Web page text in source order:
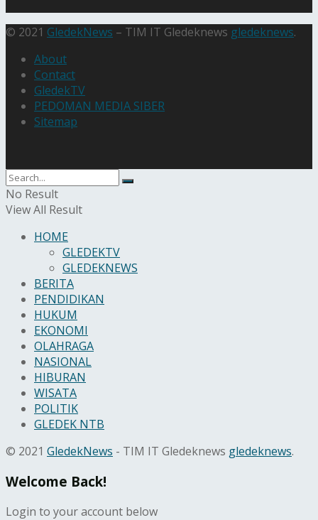
© 2021 GledekNews – TIM IT Gledeknews gledeknews.
About
Contact
GledekTV
PEDOMAN MEDIA SIBER
Sitemap
No Result
View All Result
HOME
GLEDEKTV
GLEDEKNEWS
BERITA
PENDIDIKAN
HUKUM
EKONOMI
OLAHRAGA
NASIONAL
HIBURAN
WISATA
POLITIK
GLEDEK NTB
© 2021 GledekNews - TIM IT Gledeknews gledeknews.
Welcome Back!
Login to your account below